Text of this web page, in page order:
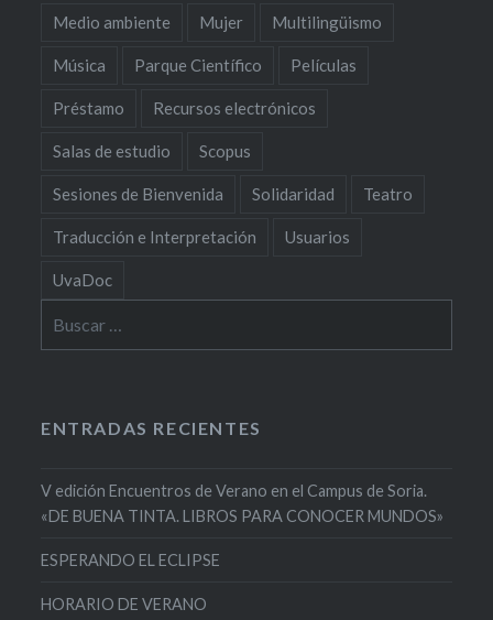
Medio ambiente Mujer Multilingüismo
Música Parque Científico Películas
Préstamo Recursos electrónicos
Salas de estudio Scopus
Sesiones de Bienvenida Solidaridad Teatro
Traducción e Interpretación Usuarios
UvaDoc
ENTRADAS RECIENTES
V edición Encuentros de Verano en el Campus de Soria.
«DE BUENA TINTA. LIBROS PARA CONOCER MUNDOS»
ESPERANDO EL ECLIPSE
HORARIO DE VERANO